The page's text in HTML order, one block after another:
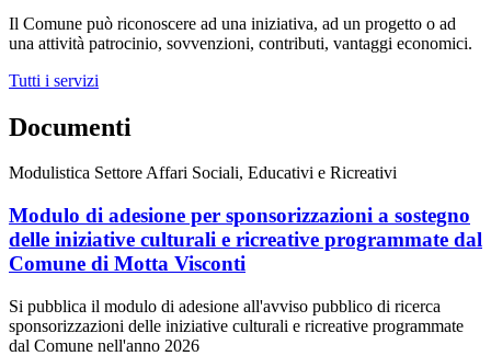
Il Comune può riconoscere ad una iniziativa, ad un progetto o ad
una attività patrocinio, sovvenzioni, contributi, vantaggi economici.
Tutti i servizi
Documenti
Modulistica Settore Affari Sociali, Educativi e Ricreativi
Modulo di adesione per sponsorizzazioni a sostegno
delle iniziative culturali e ricreative programmate dal
Comune di Motta Visconti
Si pubblica il modulo di adesione all'avviso pubblico di ricerca
sponsorizzazioni delle iniziative culturali e ricreative programmate
dal Comune nell'anno 2026